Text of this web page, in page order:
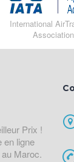
International
Association
Prix !
en ligne
Maroc.